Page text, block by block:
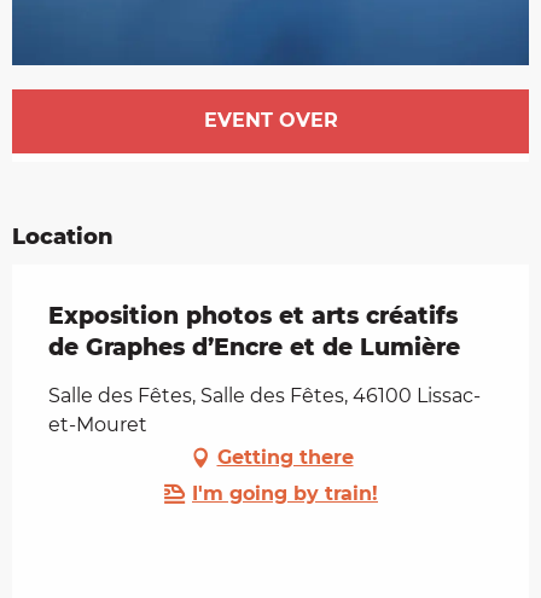
Opening hours & contact details
EVENT OVER
Location
Exposition photos et arts créatifs
de Graphes d’Encre et de Lumière
Salle des Fêtes, Salle des Fêtes, 46100 Lissac-
et-Mouret
Getting there
I'm going by train!